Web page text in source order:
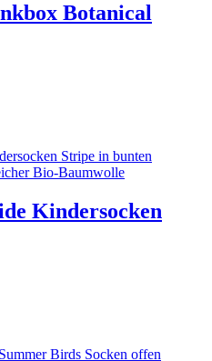
Botanical
Kindersocken